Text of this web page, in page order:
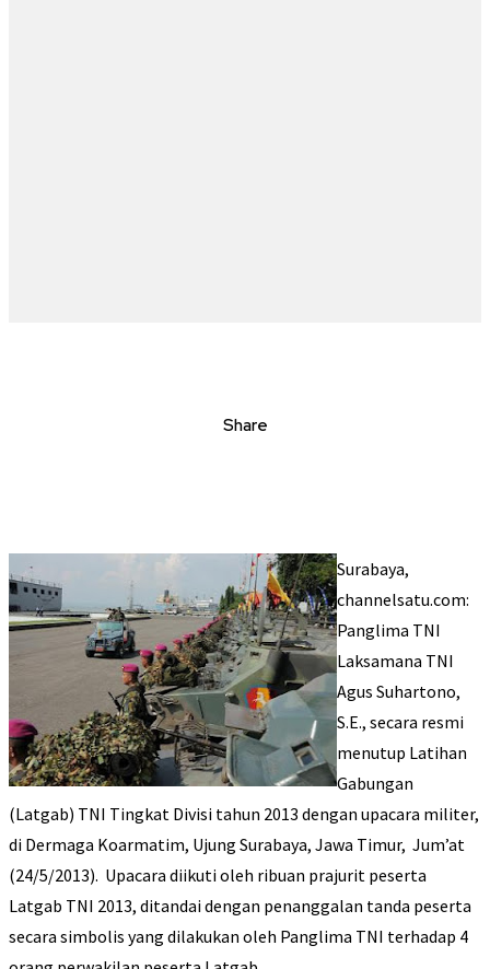
Share
Surabaya,
channelsatu.com:
Panglima TNI
Laksamana TNI
Agus Suhartono,
S.E., secara resmi
menutup Latihan
Gabungan
(Latgab) TNI Tingkat Divisi tahun 2013 dengan upacara militer,
di Dermaga Koarmatim, Ujung Surabaya, Jawa Timur, Jum’at
(24/5/2013). Upacara diikuti oleh ribuan prajurit peserta
Latgab TNI 2013, ditandai dengan penanggalan tanda peserta
secara simbolis yang dilakukan oleh Panglima TNI terhadap 4